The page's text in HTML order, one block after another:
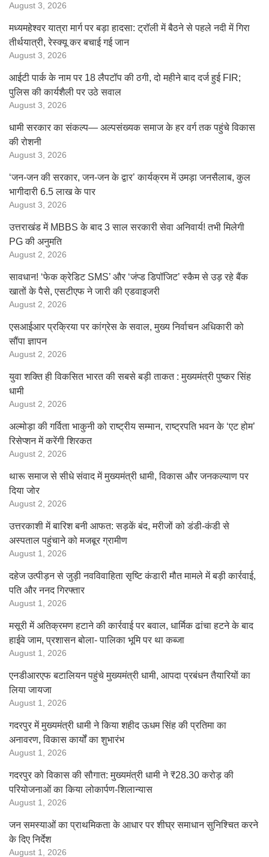
August 3, 2026
मध्यमहेश्वर यात्रा मार्ग पर बड़ा हादसा: ट्रॉली में बैठने से पहले नदी में गिरा
तीर्थयात्री, रेस्क्यू कर बचाई गई जान
August 3, 2026
आईटी पार्क के नाम पर 18 लैपटॉप की ठगी, दो महीने बाद दर्ज हुई FIR;
पुलिस की कार्यशैली पर उठे सवाल
August 3, 2026
धामी सरकार का संकल्प— अल्पसंख्यक समाज के हर वर्ग तक पहुंचे विकास
की रोशनी
August 3, 2026
‘जन-जन की सरकार, जन-जन के द्वार’ कार्यक्रम में उमड़ा जनसैलाब, कुल
भागीदारी 6.5 लाख के पार
August 3, 2026
उत्तराखंड में MBBS के बाद 3 साल सरकारी सेवा अनिवार्य! तभी मिलेगी
PG की अनुमति
August 2, 2026
सावधान! ‘फेक क्रेडिट SMS’ और ‘जंप्ड डिपॉजिट’ स्कैम से उड़ रहे बैंक
खातों के पैसे, एसटीएफ ने जारी की एडवाइजरी
August 2, 2026
एसआईआर प्रक्रिया पर कांग्रेस के सवाल, मुख्य निर्वाचन अधिकारी को
सौंपा ज्ञापन
August 2, 2026
युवा शक्ति ही विकसित भारत की सबसे बड़ी ताकत : मुख्यमंत्री पुष्कर सिंह
धामी
August 2, 2026
अल्मोड़ा की गर्विता भाकुनी को राष्ट्रीय सम्मान, राष्ट्रपति भवन के ‘एट होम’
रिसेप्शन में करेंगी शिरकत
August 2, 2026
थारू समाज से सीधे संवाद में मुख्यमंत्री धामी, विकास और जनकल्याण पर
दिया जोर
August 2, 2026
उत्तरकाशी में बारिश बनी आफत: सड़कें बंद, मरीजों को डंडी-कंडी से
अस्पताल पहुंचाने को मजबूर ग्रामीण
August 1, 2026
दहेज उत्पीड़न से जुड़ी नवविवाहिता सृष्टि कंडारी मौत मामले में बड़ी कार्रवाई,
पति और ननद गिरफ्तार
August 1, 2026
मसूरी में अतिक्रमण हटाने की कार्रवाई पर बवाल, धार्मिक ढांचा हटने के बाद
हाईवे जाम, प्रशासन बोला- पालिका भूमि पर था कब्जा
August 1, 2026
एनडीआरएफ बटालियन पहुंचे मुख्यमंत्री धामी, आपदा प्रबंधन तैयारियों का
लिया जायजा
August 1, 2026
गदरपुर में मुख्यमंत्री धामी ने किया शहीद ऊधम सिंह की प्रतिमा का
अनावरण, विकास कार्यों का शुभारंभ
August 1, 2026
गदरपुर को विकास की सौगात: मुख्यमंत्री धामी ने ₹28.30 करोड़ की
परियोजनाओं का किया लोकार्पण-शिलान्यास
August 1, 2026
जन समस्याओं का प्राथमिकता के आधार पर शीघ्र समाधान सुनिश्चित करने
के दिए निर्देश
August 1, 2026